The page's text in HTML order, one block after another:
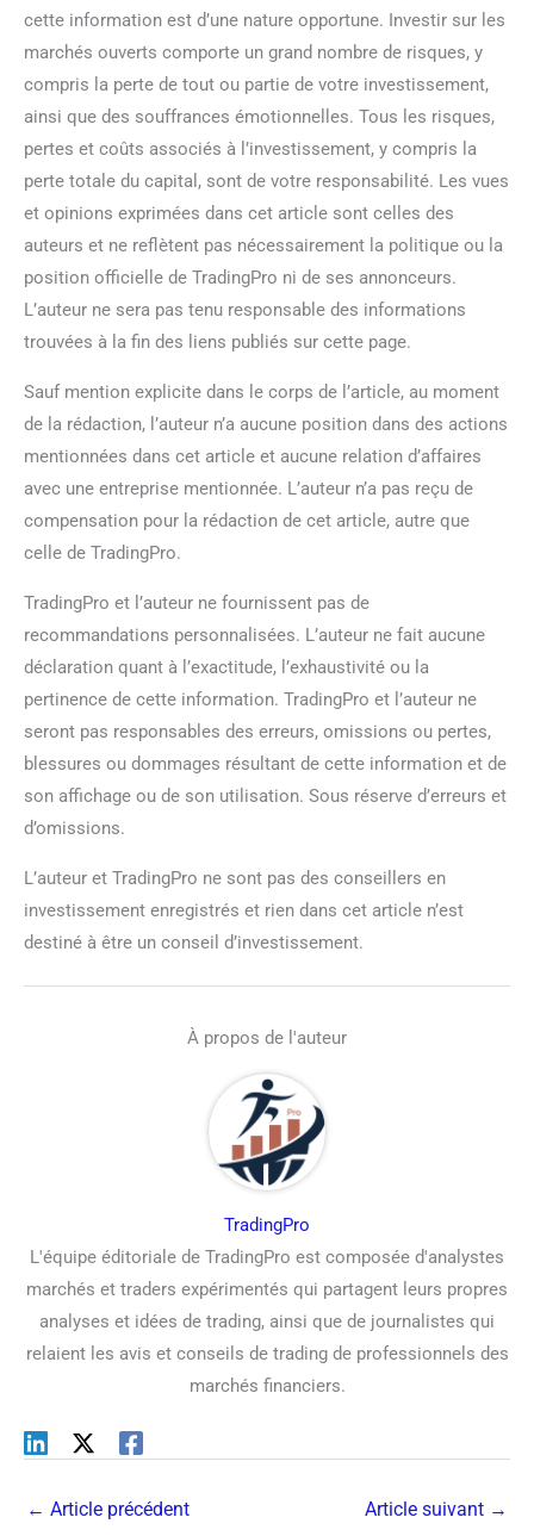
cette information est d’une nature opportune. Investir sur les
marchés ouverts comporte un grand nombre de risques, y
compris la perte de tout ou partie de votre investissement,
ainsi que des souffrances émotionnelles. Tous les risques,
pertes et coûts associés à l’investissement, y compris la
perte totale du capital, sont de votre responsabilité. Les vues
et opinions exprimées dans cet article sont celles des
auteurs et ne reflètent pas nécessairement la politique ou la
position officielle de TradingPro ni de ses annonceurs.
L’auteur ne sera pas tenu responsable des informations
trouvées à la fin des liens publiés sur cette page.
Sauf mention explicite dans le corps de l’article, au moment
de la rédaction, l’auteur n’a aucune position dans des actions
mentionnées dans cet article et aucune relation d’affaires
avec une entreprise mentionnée. L’auteur n’a pas reçu de
compensation pour la rédaction de cet article, autre que
celle de TradingPro.
TradingPro et l’auteur ne fournissent pas de
recommandations personnalisées. L’auteur ne fait aucune
déclaration quant à l’exactitude, l’exhaustivité ou la
pertinence de cette information. TradingPro et l’auteur ne
seront pas responsables des erreurs, omissions ou pertes,
blessures ou dommages résultant de cette information et de
son affichage ou de son utilisation. Sous réserve d’erreurs et
d’omissions.
L’auteur et TradingPro ne sont pas des conseillers en
investissement enregistrés et rien dans cet article n’est
destiné à être un conseil d’investissement.
À propos de l'auteur
TradingPro
L'équipe éditoriale de TradingPro est composée d'analystes
marchés et traders expérimentés qui partagent leurs propres
analyses et idées de trading, ainsi que de journalistes qui
relaient les avis et conseils de trading de professionnels des
marchés financiers.
← Article précédent Article suivant →